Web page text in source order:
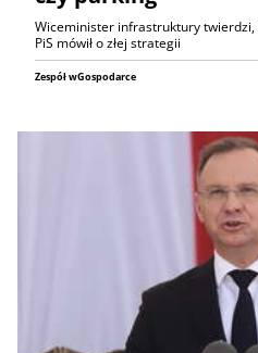
Wiceminister infrastruktury twierdzi,
PiS mówił o złej strategii
Zespół wGospodarce